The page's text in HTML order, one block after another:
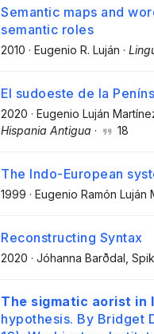
Semantic maps and
semantic roles
2010 · Eugenio R. Luján ·
El sudoeste de la
2020 · Eugenio Luján
Hispania Antigua · 18
The Indo-European
1999 · Eugenio Ramón Luján
Reconstructing Syntax
2020 · Jóhanna Barðdal ,
The sigmatic aorist in
hypothesis. By Bridget